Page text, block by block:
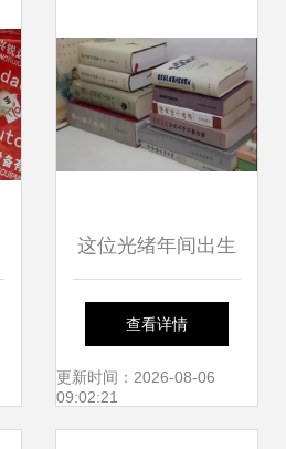
这位光绪年间出生
的112岁老人，是
汾酒茅台的“大恩
查看详情
更新时间：2026-08-06
09:02:21